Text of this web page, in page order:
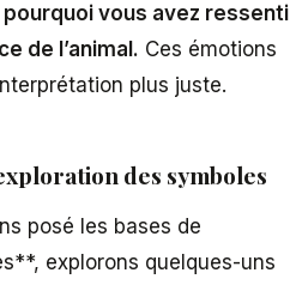
vous avez ressenti
de l’animal. Ces émotions
plus juste.
des symboles
posé les bases de
explorons quelques-uns